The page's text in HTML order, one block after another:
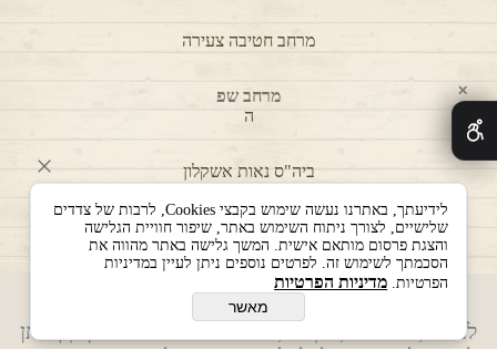
בית ספר "שער הנגב
"
חדר אנגלית
✕
לידיעתך, באתרנו נעשה שימוש בקבצי Cookies, לרבות של צדדים
שלישיים, לצורך ניתוח השימוש באתר, שיפור חוויית הגלישה
והצגת פרסום מותאם אישית. המשך גלישה באתר מהווה את
הסכמתך לשימוש זה. לפרטים נוספים ניתן לעיין במדיניות
הפרטיות. מדיניות הפרטיות
מאשר